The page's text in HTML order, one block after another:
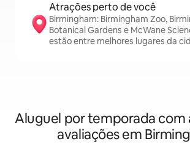
Atrações perto de você
Birmingham: Birmingham Zoo,
Botanical Gardens e McWane
estão entre melhores lugares da
Aluguel por temporada com
avaliações em